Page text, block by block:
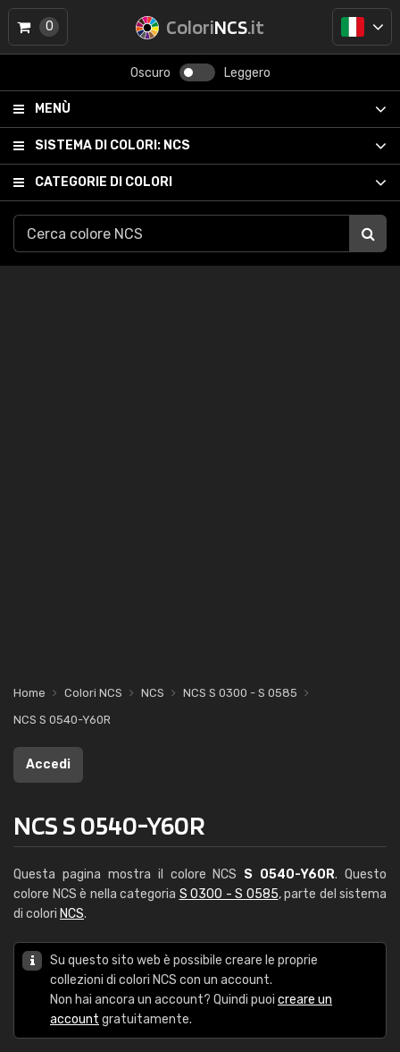
ColoriNCS.it
Oscuro Leggero
MENÙ
SISTEMA DI COLORI: NCS
CATEGORIE DI COLORI
0
Home Colori NCS NCS
NCS S 0300 - S 0585
NCS S 0540-Y60R
Accedi
NCS S 0540-Y60R
Questa pagina mostra il colore NCS S 0540-Y60R. Questo
colore NCS è nella categoria S 0300 - S 0585, parte del sistema
di colori NCS.
Su questo sito web è possibile creare le proprie
collezioni di colori NCS con un account.
Non hai ancora un account? Quindi puoi creare un
account gratuitamente.